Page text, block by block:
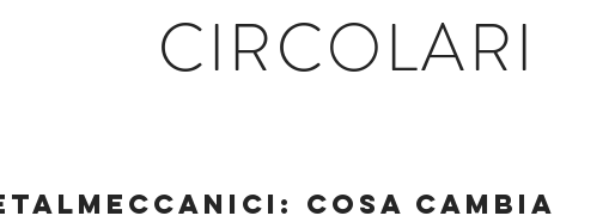
CIRCOLARI
COSA CAMBIA